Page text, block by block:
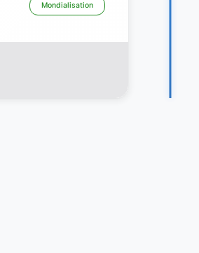
Mondialisation